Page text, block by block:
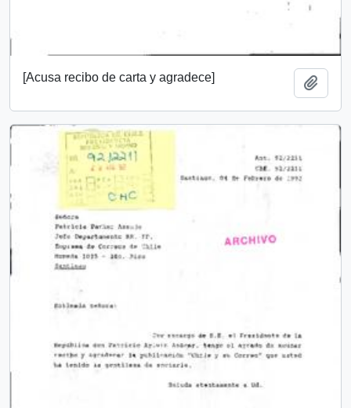
[Acusa recibo de carta y agradece]